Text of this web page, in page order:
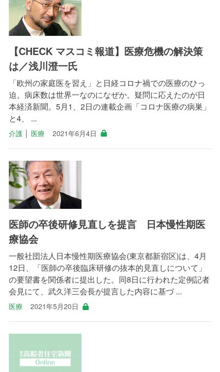
【CHECK マスコミ報道】医療危機の解決策
は／浅川澄一氏
「欧州の家庭医を習え」と日経コロナ禍での医療のひっ
迫。病床数は世界一なのになぜか。疑問に応えたのが日
本経済新聞。5月1、2日の連載企画「コロナ医療の病巣」
と4、 ...
介護│ 医療 2021年6月4日
医師の卒後研修見直しを提言 日本慢性期医
療協会
一般社団法人日本慢性期医療協会(東京都新宿区)は、4月
12日、「医師の卒後臨床研修の抜本的見直しについて」
の要望書を関係者に提出した。同8日に行われた定例記者
会見にて、武久洋三会長が提言した内容に基づ ...
医療 2021年5月20日